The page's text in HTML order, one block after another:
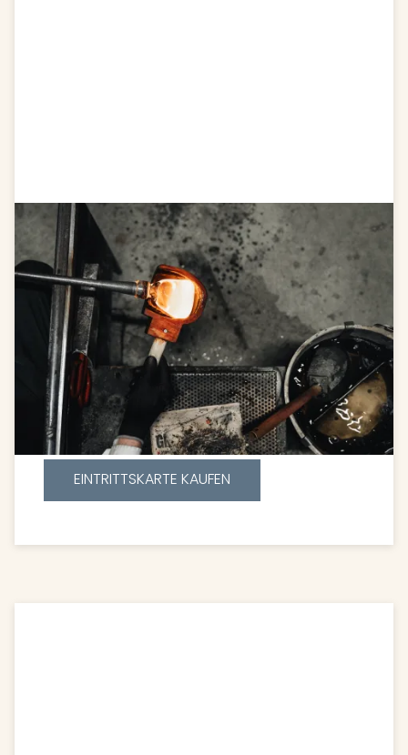
Besuch der Glashütte
Kosta
Als Besucher können Sie das Spektakel der
Handarbeit in der Glashütte miterleben, aber es ist
wahrscheinlich, dass Sie lange hier bleiben werden -
es ist ein faszinierender Anblick. Sie können auch
die Gelegenheit nutzen, es selbst zu versuchen.
Öffnungszeiten 10.00 - 16.00 Uhr
EINTRITTSKARTE KAUFEN